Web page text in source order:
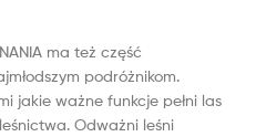
ma też część
podróżnikom.
jakie ważne funkcje pełni las
Odważni leśni